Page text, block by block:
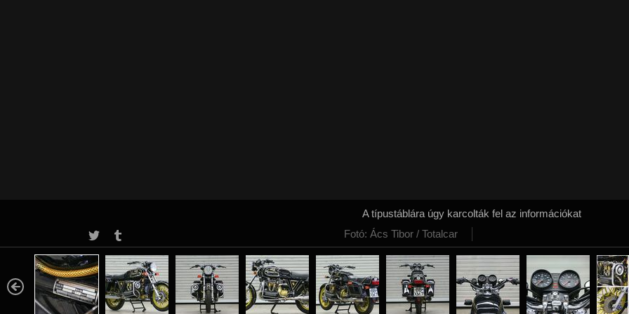
A típustáblára úgy karcolták fel az információkat
Fotó: Ács Tibor / Totalcar